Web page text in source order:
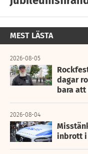
MEST LÄSTA
2026-08-05
dagar
bara att
2026-08-04
inbrott i